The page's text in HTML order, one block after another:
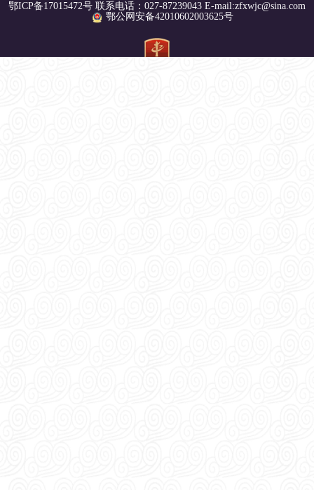
鄂ICP备17015472号 联系电话：027-87239043 E-mail:zfxwjc@sina.com
鄂公网安备42010602003625号